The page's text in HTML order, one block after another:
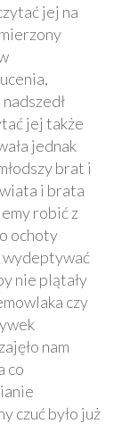
jej na
jej także
jednak
brat i
i brata
robić z
ochoty
wydeptywać
nie plątały
czy
nam
co
czuć było już